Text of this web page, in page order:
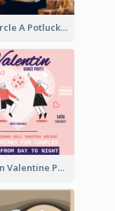
Blue Circle A Potluck Party Invitation
Modern Valentine Party Pink Invitation Design Templates